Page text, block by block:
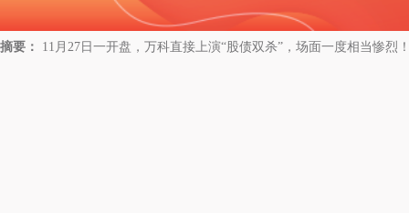
摘要： 11月27日一开盘，万科直接上演“股债双杀”，场面一度相当惨